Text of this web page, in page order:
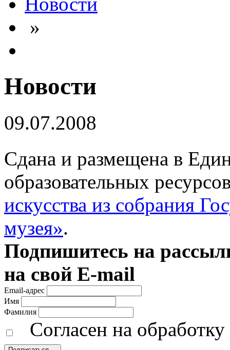
»
Новости
09.07.2008
Сдана и размещена в
образовательных
искусства из собрания
музея».
Подпишитесь на
на свой E-mail
Email-адрес
Имя
Фамилия
Согласен на